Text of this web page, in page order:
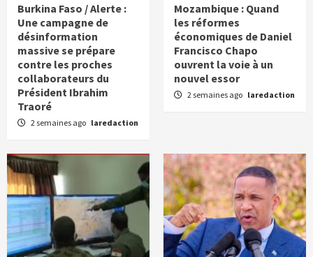
Burkina Faso / Alerte :
Une campagne de
désinformation
massive se prépare
contre les proches
collaborateurs du
Président Ibrahim
Traoré
2 semaines ago laredaction
Mozambique : Quand
les réformes
économiques de Daniel
Francisco Chapo
ouvrent la voie à un
nouvel essor
2 semaines ago laredaction